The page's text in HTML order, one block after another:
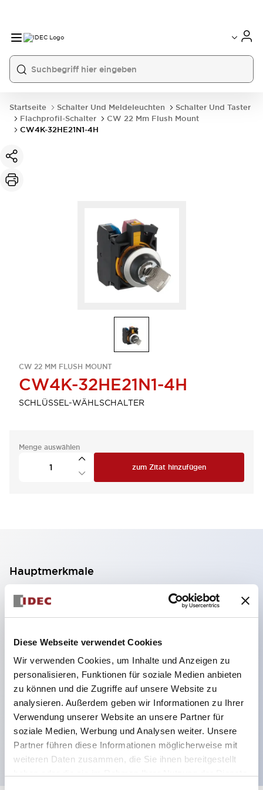
Diese Webseite verwendet Cookies
Wir verwenden Cookies, um Inhalte und Anzeigen zu
personalisieren, Funktionen für soziale Medien anbieten
zu können und die Zugriffe auf unsere Website zu
analysieren. Außerdem geben wir Informationen zu Ihrer
Verwendung unserer Website an unsere Partner für
soziale Medien, Werbung und Analysen weiter. Unsere
Partner führen diese Informationen möglicherweise mit
weiteren Daten zusammen, die Sie ihnen bereitgestellt
Startseite Schalter Und Meldeleuchten
Schalter Und Taster
Flachprofil-Schalter
CW 22 Mm Flush Mount
CW4K-32HE21N1-4H
CW 22 MM FLUSH MOUNT
CW4K-32HE21N1-4H
SCHLÜSSEL-WÄHLSCHALTER
Menge auswählen
zum Zitat hinzufügen
Hauptmerkmale
2-Kontakt-Block mit 2 Stufen, ermöglicht eine 4-
Kontakt-Konfiguration (Gewährleistung der
Isolierung zwischen den 2 Kontakten).
59,9 mm (※ 22-stufiger Kontaktblock).
Platzsparendes Design möglich.
Sicherheitsstruktur der 3. Generation: 2-Aktions-
Freisetzung, integrierter Schutz, IP20-
Fingerschutzstruktur